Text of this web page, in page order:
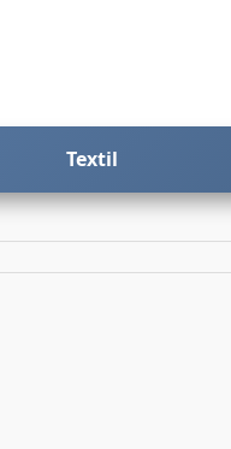
Textil